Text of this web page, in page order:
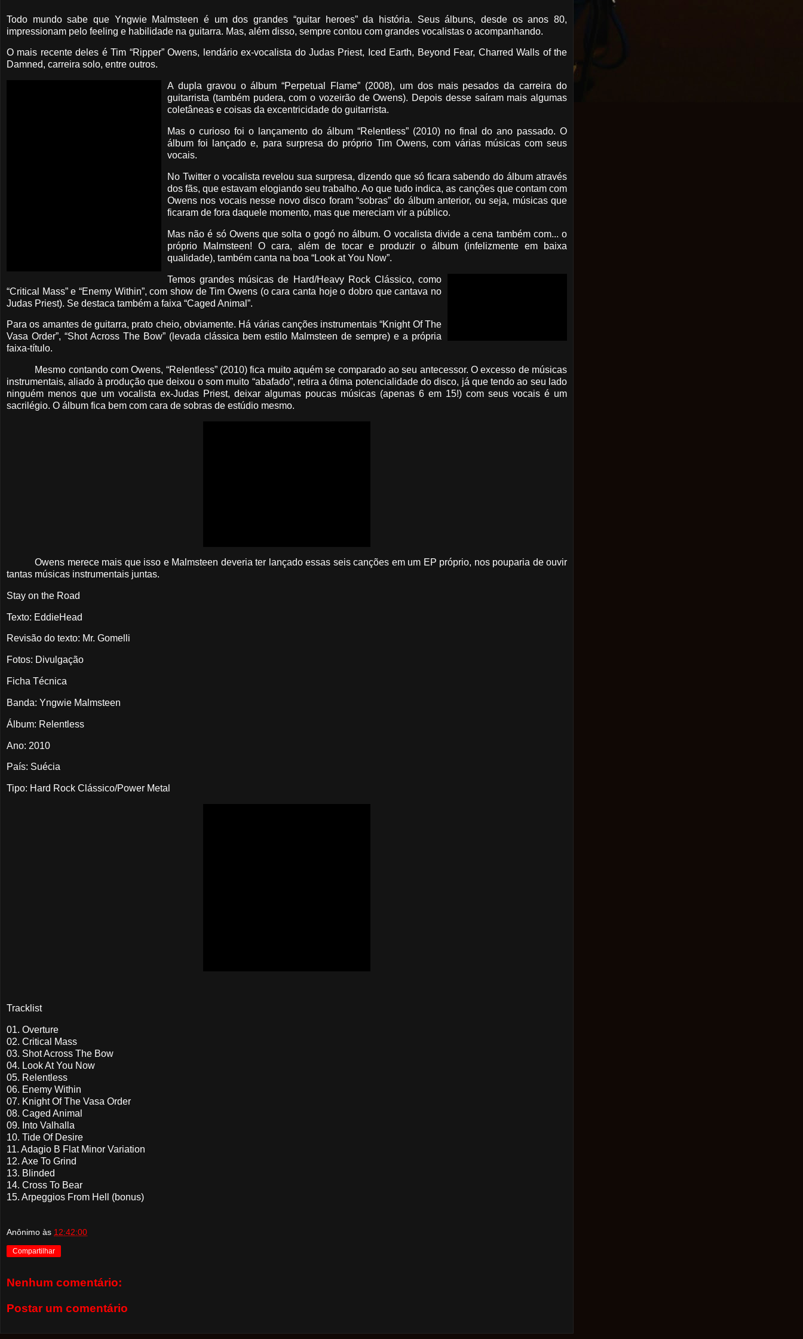
Todo mundo sabe que Yngwie Malmsteen é um dos grandes “guitar heroes” da história. Seus álbuns, desde os anos 80,
impressionam pelo feeling e habilidade na guitarra. Mas, além disso, sempre contou com grandes vocalistas o acompanhando.
O mais recente deles é Tim “Ripper” Owens, lendário ex-vocalista do Judas Priest, Iced Earth, Beyond Fear, Charred Walls of the
Damned, carreira solo, entre outros.
A dupla gravou o álbum “Perpetual Flame” (2008), um dos mais pesados da carreira do
guitarrista (também pudera, com o vozeirão de Owens). Depois desse saíram mais algumas
coletâneas e coisas da excentricidade do guitarrista.
Mas o curioso foi o lançamento do álbum “Relentless” (2010) no final do ano passado. O
álbum foi lançado e, para surpresa do próprio Tim Owens, com várias músicas com seus
vocais.
No Twitter o vocalista revelou sua surpresa, dizendo que só ficara sabendo do álbum através
dos fãs, que estavam elogiando seu trabalho. Ao que tudo indica, as canções que contam com
Owens nos vocais nesse novo disco foram “sobras” do álbum anterior, ou seja, músicas que
ficaram de fora daquele momento, mas que mereciam vir a público.
Mas não é só Owens que solta o gogó no álbum. O vocalista divide a cena também com... o
próprio Malmsteen! O cara, além de tocar e produzir o álbum (infelizmente em baixa
qualidade), também canta na boa “Look at You Now”.
Temos grandes músicas de Hard/Heavy Rock Clássico, como
“Critical Mass” e “Enemy Within”, com show de Tim Owens (o cara canta hoje o dobro que cantava no
Judas Priest). Se destaca também a faixa “Caged Animal”.
Para os amantes de guitarra, prato cheio, obviamente. Há várias canções instrumentais “Knight Of The
Vasa Order”, “Shot Across The Bow” (levada clássica bem estilo Malmsteen de sempre) e a própria
faixa-título.
Mesmo contando com Owens, “Relentless” (2010) fica muito aquém se comparado ao seu antecessor. O excesso de músicas
instrumentais, aliado à produção que deixou o som muito “abafado”, retira a ótima potencialidade do disco, já que tendo ao seu lado
ninguém menos que um vocalista ex-Judas Priest, deixar algumas poucas músicas (apenas 6 em 15!) com seus vocais é um
sacrilégio. O álbum fica bem com cara de sobras de estúdio mesmo.
Owens merece mais que isso e Malmsteen deveria ter lançado essas seis canções em um EP próprio, nos pouparia de ouvir
tantas músicas instrumentais juntas.
Stay on the Road
Texto: EddieHead
Revisão do texto: Mr. Gomelli
Fotos: Divulgação
Ficha Técnica
Banda: Yngwie Malmsteen
Álbum: Relentless
Ano: 2010
País: Suécia
Tipo: Hard Rock Clássico/Power Metal
Tracklist
01. Overture
02. Critical Mass
03. Shot Across The Bow
04. Look At You Now
05. Relentless
06. Enemy Within
07. Knight Of The Vasa Order
08. Caged Animal
09. Into Valhalla
10. Tide Of Desire
11. Adagio B Flat Minor Variation
12. Axe To Grind
13. Blinded
14. Cross To Bear
15. Arpeggios From Hell (bonus)
Anônimo às 12:42:00
Compartilhar
Nenhum comentário:
Postar um comentário